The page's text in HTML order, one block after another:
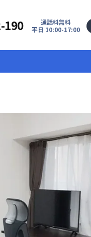
190
通話料無料
平日 10:00-17:00